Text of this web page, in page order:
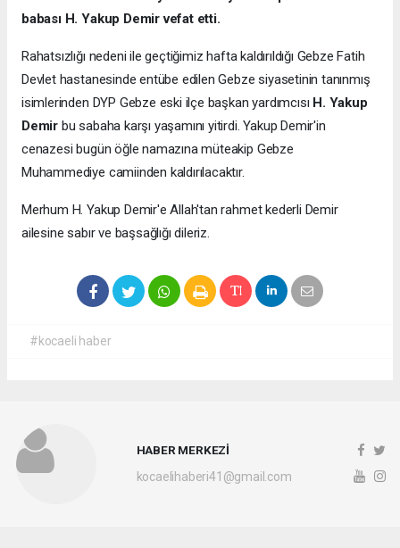
babası H. Yakup Demir vefat etti.
Rahatsızlığı nedeni ile geçtiğimiz hafta kaldırıldığı Gebze Fatih
Devlet hastanesinde entübe edilen Gebze siyasetinin tanınmış
isimlerinden DYP Gebze eski ilçe başkan yardımcısı H. Yakup
Demir bu sabaha karşı yaşamını yitirdi. Yakup Demir'in
cenazesi bugün öğle namazına müteakip Gebze
Muhammediye camiinden kaldırılacaktır.
Merhum H. Yakup Demir'e Allah'tan rahmet kederli Demir
ailesine sabır ve başsağlığı dileriz.
#kocaeli haber
HABER MERKEZİ
kocaelihaberi41@gmail.com